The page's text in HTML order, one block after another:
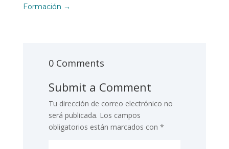
Formación →
0 Comments
Submit a Comment
Tu dirección de correo electrónico no
será publicada. Los campos
obligatorios están marcados con *